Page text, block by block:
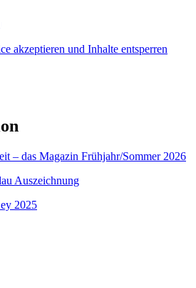
akzeptieren und Inhalte entsperren